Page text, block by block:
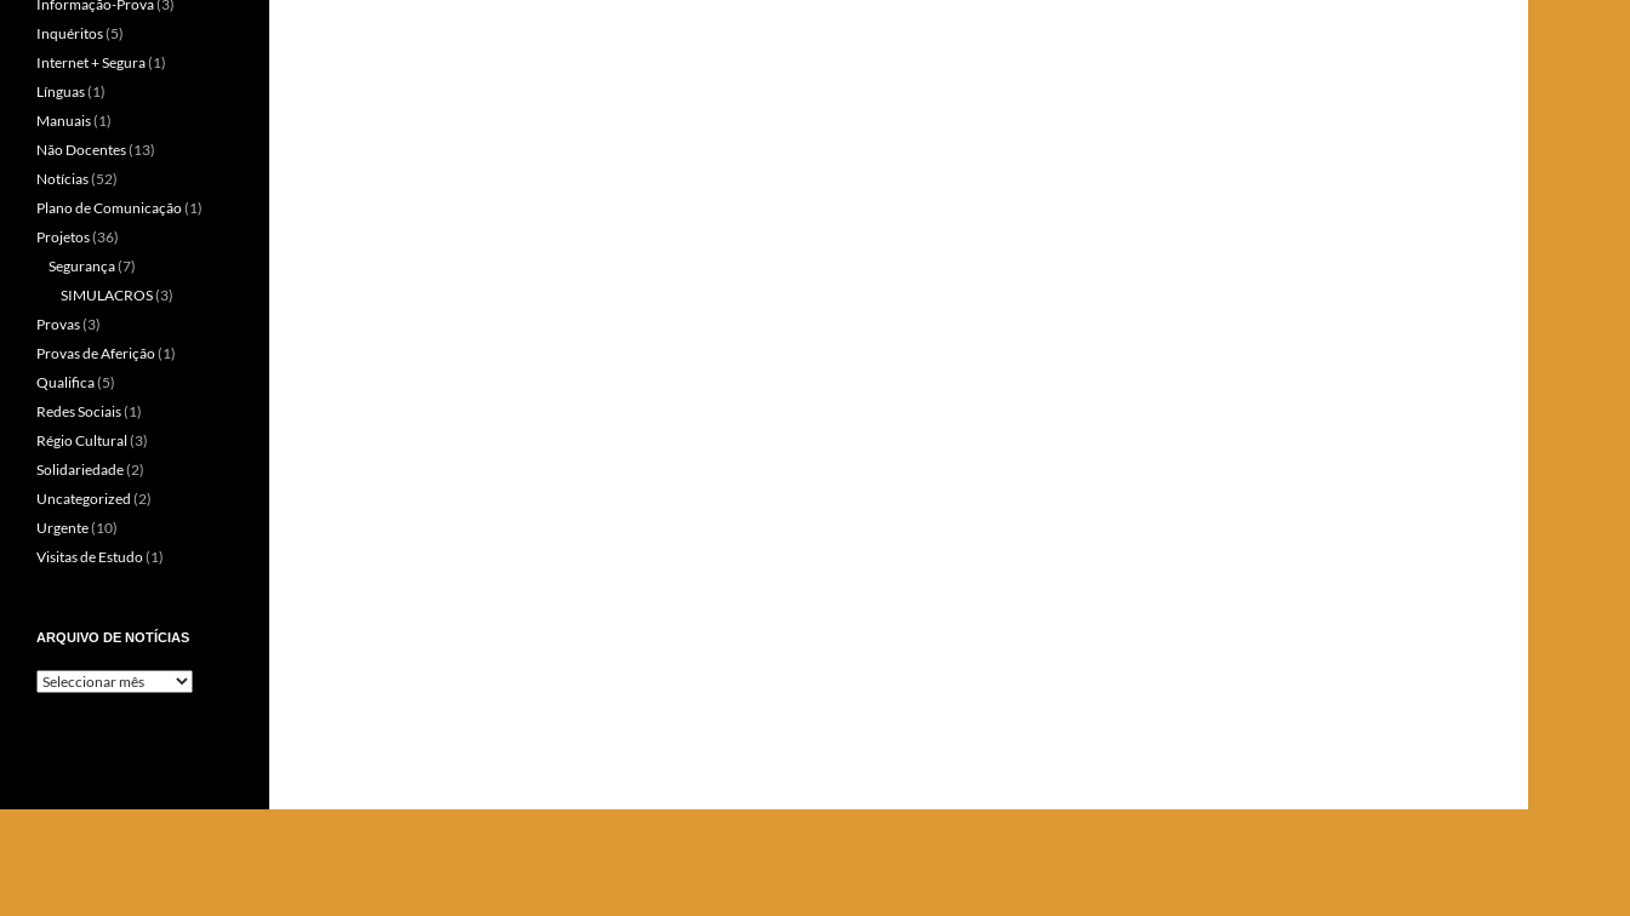
Informação-Prova(3)
Inquéritos(5)
Internet + Segura(1)
Línguas(1)
Manuais(1)
Não Docentes(13)
Notícias(52)
Plano de Comunicação(1)
Projetos(36)
Segurança(7)
SIMULACROS(3)
Provas(3)
Provas de Aferição(1)
Qualifica(5)
Redes Sociais(1)
Régio Cultural (3)
Solidariedade(2)
Uncategorized (2)
Urgente(10)
Visitas de Estudo(1)
ARQUIVO DE NOTÍCIAS
Arquivo